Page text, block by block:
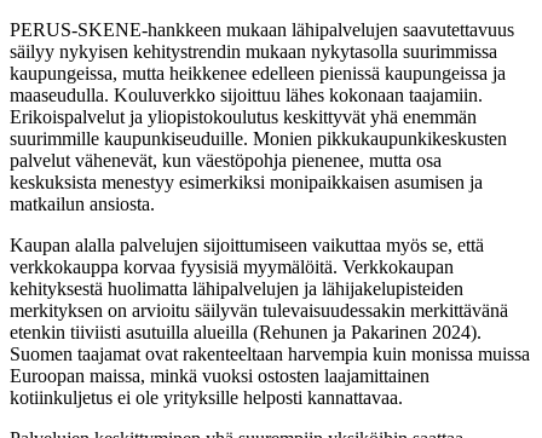
PERUS-SKENE-hankkeen mukaan lähipalvelujen saavutettavuus
säilyy nykyisen kehitystrendin mukaan nykytasolla suurimmissa
kaupungeissa, mutta heikkenee edelleen pienissä kaupungeissa ja
maaseudulla. Kouluverkko sijoittuu lähes kokonaan taajamiin.
Erikoispalvelut ja yliopistokoulutus keskittyvät yhä enemmän
suurimmille kaupunkiseuduille. Monien pikkukaupunkikeskusten
palvelut vähenevät, kun väestöpohja pienenee, mutta osa
keskuksista menestyy esimerkiksi monipaikkaisen asumisen ja
matkailun ansiosta.
Kaupan alalla palvelujen sijoittumiseen vaikuttaa myös se, että
verkkokauppa korvaa fyysisiä myymälöitä. Verkkokaupan
kehityksestä huolimatta lähipalvelujen ja lähijakelupisteiden
merkityksen on arvioitu säilyvän tulevaisuudessakin merkittävänä
etenkin tiiviisti asutuilla alueilla (Rehunen ja Pakarinen 2024).
Suomen taajamat ovat rakenteeltaan harvempia kuin monissa muissa
Euroopan maissa, minkä vuoksi ostosten laajamittainen
kotiinkuljetus ei ole yrityksille helposti kannattavaa.